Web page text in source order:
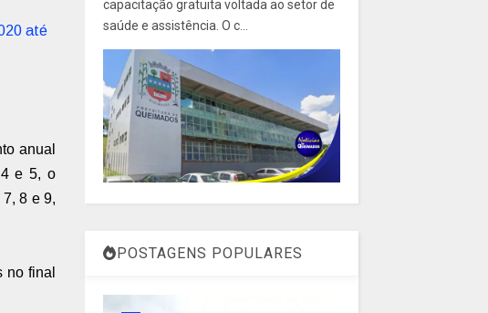
até
anual
e 5, o
8 e 9,
no final
capacitação gratuita voltada ao setor de
saúde e assistência. O c...
POSTAGENS POPULARES